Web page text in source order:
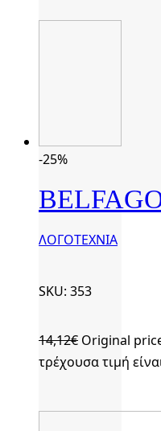
-25%
ΛΟΓΟΤΕΧΝΙΑ
SKU: 353
14,12€ Original
τρέχουσα τιμή